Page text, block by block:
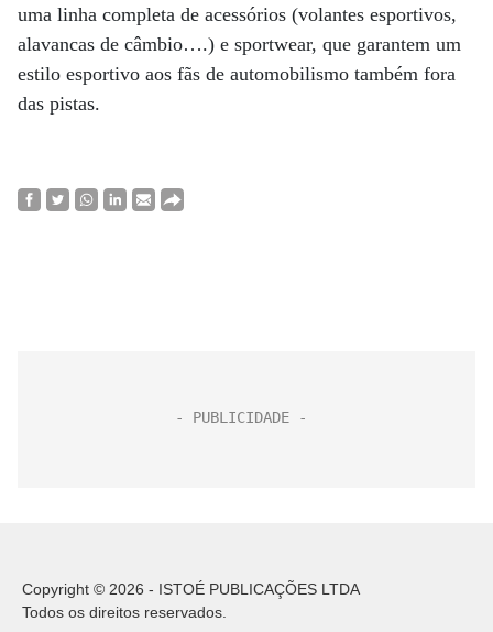
uma linha completa de acessórios (volantes esportivos,
alavancas de câmbio….) e sportwear, que garantem um
estilo esportivo aos fãs de automobilismo também fora
das pistas.
Copyright © 2026 - ISTOÉ PUBLICAÇÕES LTDA
Todos os direitos reservados.